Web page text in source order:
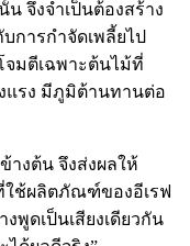
จึงจำเป็นต้องสร้าง
การกำจัดเพลี้ยไป
จมตีเฉพาะต้นไม้ที่
แรง มีภูมิต้านทานต่อ
งต้น จึงส่งผลให้
ช้ผลิตภัณฑ์ของอีเรฟ
พูดเป็นเสียงเดียวกัน